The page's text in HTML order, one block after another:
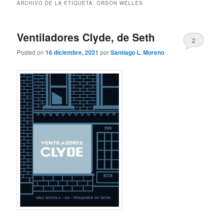
ARCHIVO DE LA ETIQUETA:ORSON WELLES
Ventiladores Clyde, de Seth
Posted on16 diciembre, 2021 porSantiago L. Moreno
2